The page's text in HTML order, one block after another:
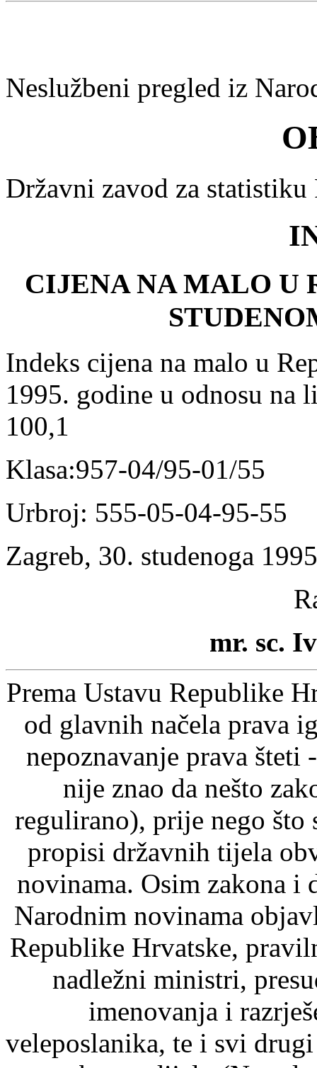
Neslužbeni pregled iz
Državni zavod za
CIJENA NA MALO U
Indeks cijena na malo u
1995. godine u odnosu na
100,1
Klasa:957-04/95-01/55
Urbroj: 555-05-04-95-55
Zagreb, 30. studenoga
mr. sc.
Prema Ustavu Republike
od glavnih načela prava
nepoznavanje prava šteti
nije znao da nešto
regulirano), prije nego što
propisi državnih tijela
novinama. Osim zakona i
Narodnim novinama
Republike Hrvatske,
nadležni ministri,
imenovanja i
veleposlanika, te i svi